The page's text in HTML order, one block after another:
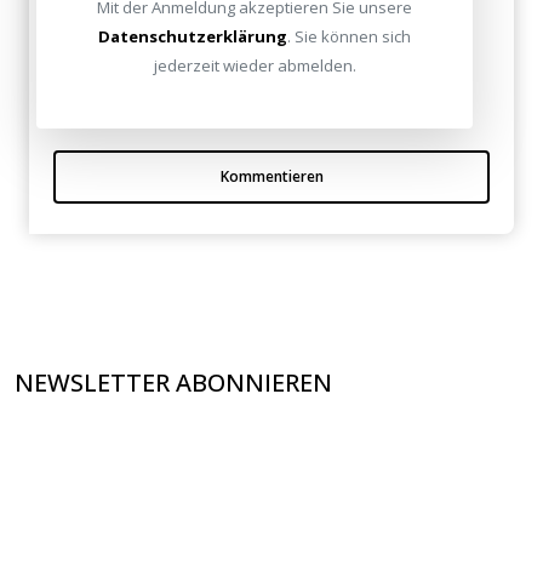
Aleida Mas am 12. September 2009
Hat mir weitergeholfen! Danke für die Infos!
Kommentieren
NEWSLETTER ABONNIEREN
Mit der Anmeldung akzeptieren Sie unsere
Datenschutzerklärung. Sie können sich
jederzeit wieder abmelden.